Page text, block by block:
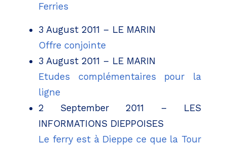
Ferries
3 August 2011 – LE MARIN
Offre conjointe
3 August 2011 – LE MARIN
Etudes complémentaires pour la
ligne
2 September 2011 – LES
INFORMATIONS DIEPPOISES
Le ferry est à Dieppe ce que la Tour